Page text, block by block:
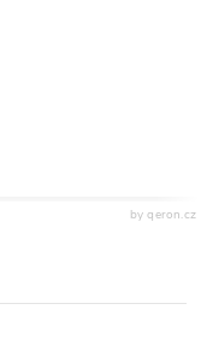
by qeron.cz